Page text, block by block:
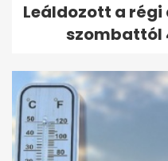
Leáldozott a régi
szombattól